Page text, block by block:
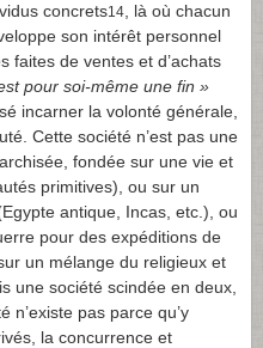
concrets14
, là où chacun
son intérêt personnel
faites de ventes et d’achats
pour soi-même une fin »
incarner la volonté générale,
Cette société n’est pas une
fondée sur une vie et
primitives), ou sur un
antique, Incas, etc.), ou
pour des expéditions de
un mélange du religieux et
une société scindée en deux,
n’existe pas parce qu’y
la concurrence et